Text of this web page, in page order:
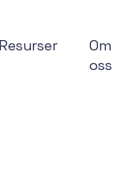
Resurser
Om
oss